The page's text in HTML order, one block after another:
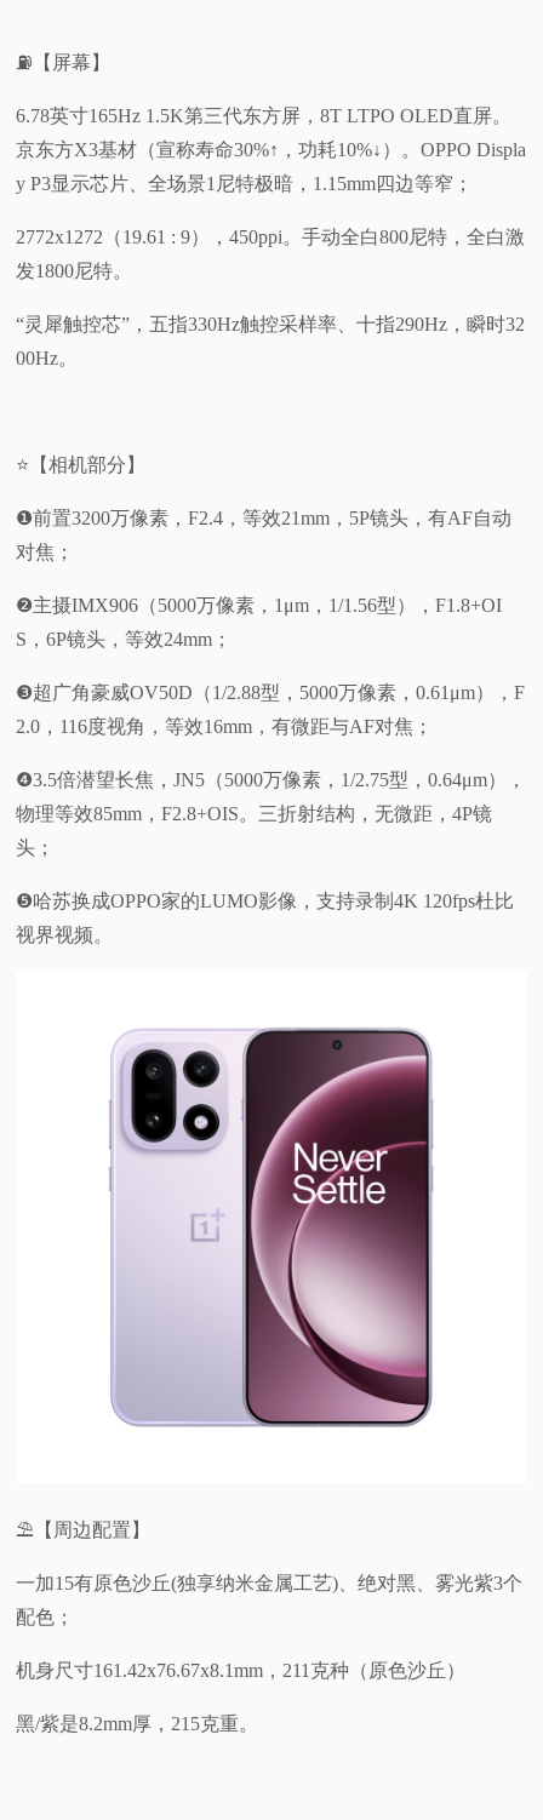
⛽【屏幕】
6.78英寸165Hz 1.5K第三代东方屏，8T LTPO OLED直屏。
京东方X3基材（宣称寿命30%↑，功耗10%↓）。OPPO Displa
y P3显示芯片、全场景1尼特极暗，1.15mm四边等窄；
2772x1272（19.61 : 9），450ppi。手动全白800尼特，全白激
发1800尼特。
“灵犀触控芯”，五指330Hz触控采样率、十指290Hz，瞬时32
00Hz。
⭐【相机部分】
❶前置3200万像素，F2.4，等效21mm，5P镜头，有AF自动
对焦；
❷主摄IMX906（5000万像素，1μm，1/1.56型），F1.8+OI
S，6P镜头，等效24mm；
❸超广角豪威OV50D（1/2.88型，5000万像素，0.61μm），F
2.0，116度视角，等效16mm，有微距与AF对焦；
❹3.5倍潜望长焦，JN5（5000万像素，1/2.75型，0.64μm），
物理等效85mm，F2.8+OIS。三折射结构，无微距，4P镜
头；
❺哈苏换成OPPO家的LUMO影像，支持录制4K 120fps杜比
视界视频。
⛱️【周边配置】
一加15有原色沙丘(独享纳米金属工艺)、绝对黑、雾光紫3个
配色；
机身尺寸161.42x76.67x8.1mm，211克种（原色沙丘）
黑/紫是8.2mm厚，215克重。